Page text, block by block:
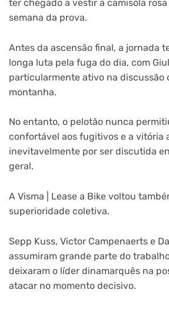
ter chegado a vestir a camisola
semana da prova.
Antes da ascensão final, a jornada
longa luta pela fuga do dia, com
particularmente ativo na discussão
montanha.
No entanto, o pelotão nunca
confortável aos fugitivos e a vitória
inevitavelmente por ser discutida
geral.
A Visma | Lease a Bike voltou
superioridade coletiva.
Sepp Kuss, Victor Campenaerts e
assumiram grande parte do
deixaram o líder dinamarquês na
atacar no momento decisivo.